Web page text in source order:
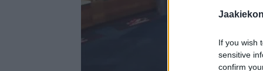
If you wish
sensitive
confirm